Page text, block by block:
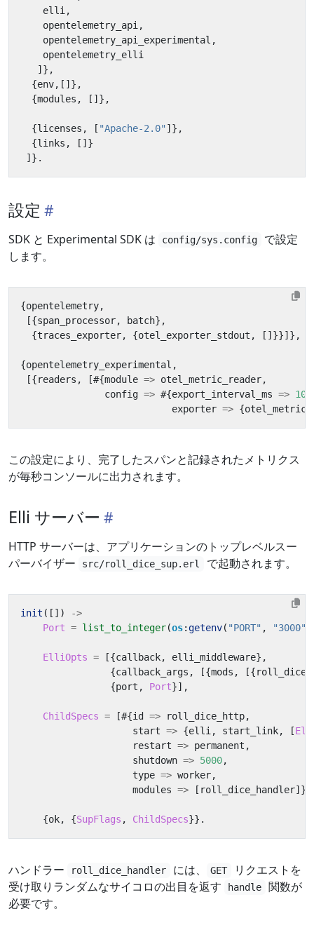
elli ,
opentelemetry_api ,
opentelemetry_api_experimental ,
opentelemetry_elli
]},
{env,[]},
{modules , []},
{licenses , [ "Apache-2.0" ]},
{links ,
[]}
]}.
設定
SDK と Experimental SDK は config/sys.config
で設定
します。
{opentelemetry,
[{span_processor, batch},
{traces_exporter, {otel_exporter_stdout , []}}]},
{opentelemetry_experimental ,
[{readers , [#{module => otel_metric_reader,
config => #{export_interval_ms =>
exporter => {
この設定により、完了したスパンと記録されたメトリクス
が毎秒コンソールに出力されます。
Elli サーバー
HTTP サーバーは、アプリケーションのトップレベルスー
パーバイザー
src/roll_dice_sup.erl で起動されます。
init ([])
->
Port = list_to_integer(os:getenv( "PORT" , "3000"
ElliOpts = [{callback, elli_middleware},
{callback_args , [{mods , [{
{port , Port}],
ChildSpecs = [#{id => roll_dice_http,
start => {elli , start_link, [
restart => permanent ,
shutdown => 5000,
type => worker,
modules => [ roll_dice_handler
{ok, {SupFlags , ChildSpecs}}.
ハンドラー roll_dice_handler には、 GET
リクエストを
受け取りランダムなサイコロの出目を返す
handle
関数が
必要です。